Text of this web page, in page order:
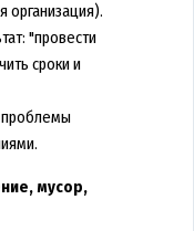
"провести
сроки и
проблемы
мусор,